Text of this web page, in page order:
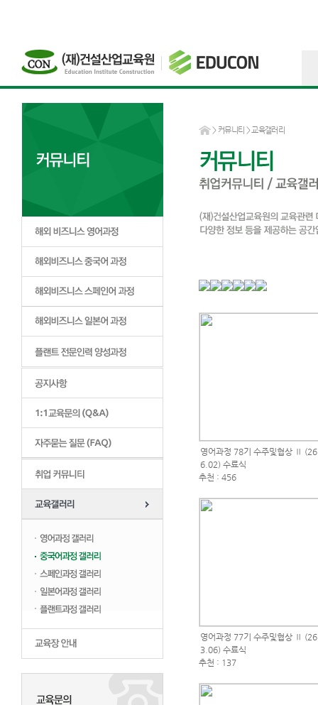
> 커뮤니티 > 교육갤러리
영어과정 78기 수주및협상 Ⅱ
6.02) 수료식
추천 : 456
영어과정 77기 수주및협상 Ⅱ
3.06) 수료식
추천 : 137